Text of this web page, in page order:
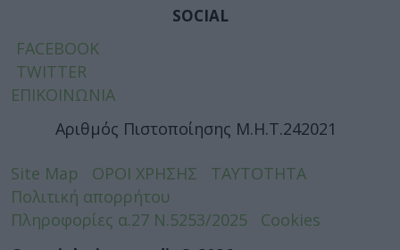
SOCIAL
FACEBOOK
TWITTER
ΕΠΙΚΟΙΝΩΝΙΑ
Αριθμός Πιστοποίησης Μ.Η.Τ.242021
Site Map ΟΡΟΙ ΧΡΗΣΗΣ
ΤΑΥΤΟΤΗΤΑ
Πολιτική απορρήτου
Πληροφορίες α.27 Ν.5253/2025
Cookies